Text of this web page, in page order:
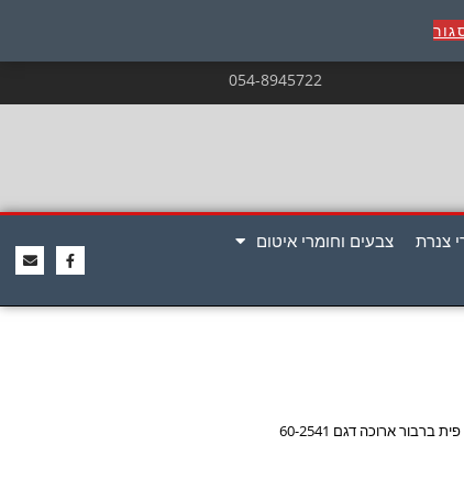
054-8945722
צנרת
צבעים וחומרי איטום
ארוכה דגם 60-2541